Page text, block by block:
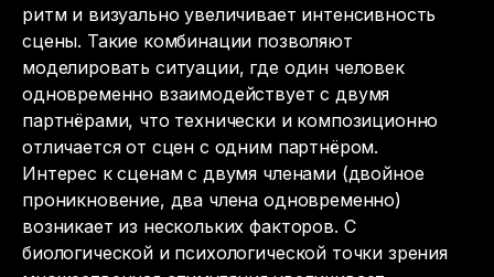
ритм и визуально увеличивает интенсивность
сцены. Такие комбинации позволяют
моделировать ситуации, где один человек
одновременно взаимодействует с двумя
партнёрами, что технически и композиционно
отличается от сцен с одним партнёром.
Интерес к сценам с двумя членами (двойное
проникновение, два члена одновременно)
возникает из нескольких факторов. С
биологической и психологической точки зрения